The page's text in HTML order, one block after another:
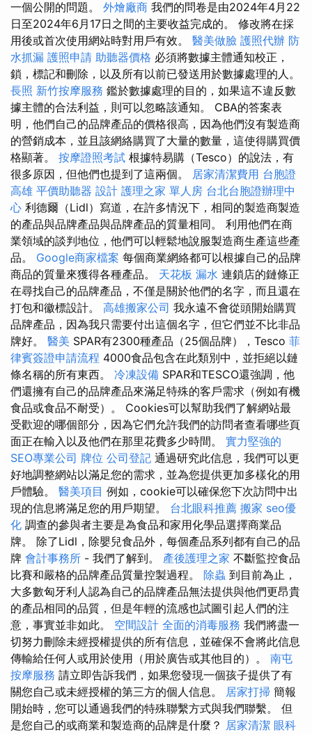
一個公開的問題。 外燴廠商 我們的問卷是由2024年4月22
日至2024年6月17日之間的主要收益完成的。 修改將在採
用後或首次使用網站時對用戶有效。 醫美做臉 護照代辦 防
水抓漏 護照申請 助聽器價格 必須將數據主體通知校正，
鎖，標記和刪除，以及所有以前已發送用於數據處理的人。
長照 新竹按摩服務 鑑於數據處理的目的，如果這不違反數
據主體的合法利益，則可以忽略該通知。 CBA的答案表
明，他們自己的品牌產品的價格很高，因為他們沒有製造商
的營銷成本，並且該網絡購買了大量的數量，這使得購買價
格顯著。 按摩證照考試 根據特易購（Tesco）的說法，有
很多原因，但他們也提到了這兩個。 居家清潔費用 台胞證
高雄 平價助聽器 設計 護理之家 單人房 台北台胞證辦理中
心 利德爾（Lidl）寫道，在許多情況下，相同的製造商製造
的產品與品牌產品與品牌產品的質量相同。 利用他們在商
業領域的談判地位，他們可以輕鬆地說服製造商生產這些產
品。 Google商家檔案 每個商業網絡都可以根據自己的品牌
商品的質量來獲得各種產品。 天花板 漏水 連鎖店的鏈條正
在尋找自己的品牌產品，不僅是關於他們的名字，而且還在
打包和徽標設計。 高雄搬家公司 我永遠不會從頭開始購買
品牌產品，因為我只需要付出這個名字，但它們並不比非品
牌好。 醫美 SPAR有2300種產品（25個品牌），Tesco 菲
律賓簽證申請流程 4000食品包含在此類別中，並拒絕以鏈
條名稱的所有東西。 冷凍設備 SPAR和TESCO還強調，他
們還擁有自己的品牌產品來滿足特殊的客戶需求（例如有機
食品或食品不耐受）。 Cookies可以幫助我們了解網站最
受歡迎的哪個部分，因為它們允許我們的訪問者查看哪些頁
面正在輸入以及他們在那里花費多少時間。 實力堅強的
SEO專業公司 牌位 公司登記 通過研究此信息，我們可以更
好地調整網站以滿足您的需求，並為您提供更加多樣化的用
戶體驗。 醫美項目 例如，cookie可以確保您下次訪問中出
現的信息將滿足您的用戶期望。 台北眼科推薦 搬家 seo優
化 調查的參與者主要是為食品和家用化學品選擇商業品
牌。 除了Lidl，除嬰兒食品外，每個產品系列都有自己的品
牌 會計事務所 - 我們了解到。 產後護理之家 不斷監控食品
比賽和嚴格的品牌產品質量控製過程。 除蟲 到目前為止，
大多數匈牙利人認為自己的品牌產品無法提供與他們更昂貴
的產品相同的品質，但是年輕的流感也試圖引起人們的注
意，事實並非如此。 空間設計 全面的消毒服務 我們將盡一
切努力刪除未經授權提供的所有信息，並確保不會將此信息
傳輸給任何人或用於使用（用於廣告或其他目的）。 南屯
按摩服務 請立即告訴我們，如果您發現一個孩子提供了有
關您自己或未經授權的第三方的個人信息。 居家打掃 簡報
開始時，您可以通過我們的特殊聯繫方式與我們聯繫。 但
是您自己的或商業和製造商的品牌是什麼？ 居家清潔 眼科